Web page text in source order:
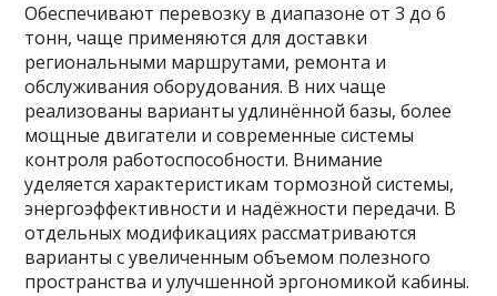
Обеспечивают перевозку в диапазоне от 3 до 6
тонн, чаще применяются для доставки
региональными маршрутами, ремонта и
обслуживания оборудования. В них чаще
реализованы варианты удлинённой базы, более
мощные двигатели и современные системы
контроля работоспособности. Внимание
уделяется характеристикам тормозной системы,
энергоэффективности и надёжности передачи. В
отдельных модификациях рассматриваются
варианты с увеличенным объемом полезного
пространства и улучшенной эргономикой кабины.